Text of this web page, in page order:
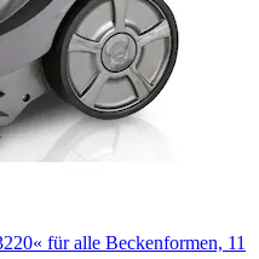
für alle Beckenformen, 11